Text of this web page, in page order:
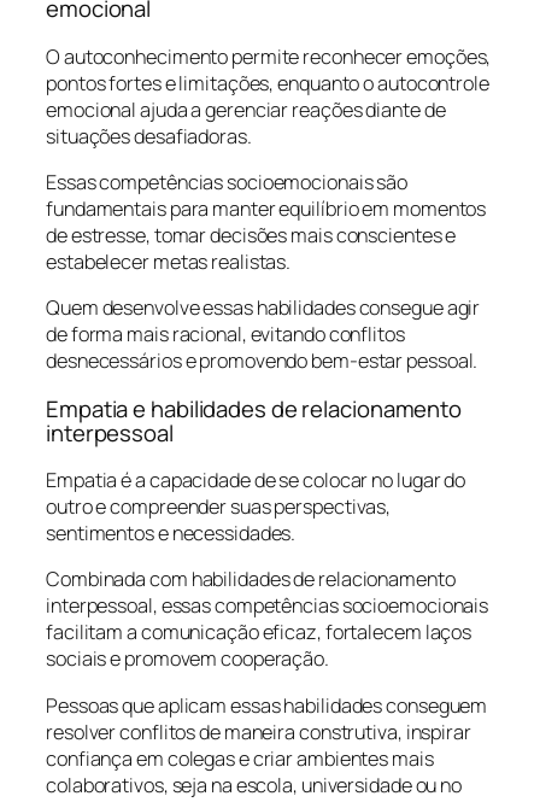
emocional
O autoconhecimento permite reconhecer emoções,
pontos fortes e limitações, enquanto o autocontrole
emocional ajuda a gerenciar reações diante de
situações desafiadoras.
Essas competências socioemocionais são
fundamentais para manter equilíbrio em momentos
de estresse, tomar decisões mais conscientes e
estabelecer metas realistas.
Quem desenvolve essas habilidades consegue agir
de forma mais racional, evitando conflitos
desnecessários e promovendo bem-estar pessoal.
Empatia e habilidades de relacionamento
interpessoal
Empatia é a capacidade de se colocar no lugar do
outro e compreender suas perspectivas,
sentimentos e necessidades.
Combinada com habilidades de relacionamento
interpessoal, essas competências socioemocionais
facilitam a comunicação eficaz, fortalecem laços
sociais e promovem cooperação.
Pessoas que aplicam essas habilidades conseguem
resolver conflitos de maneira construtiva, inspirar
confiança em colegas e criar ambientes mais
colaborativos, seja na escola, universidade ou no